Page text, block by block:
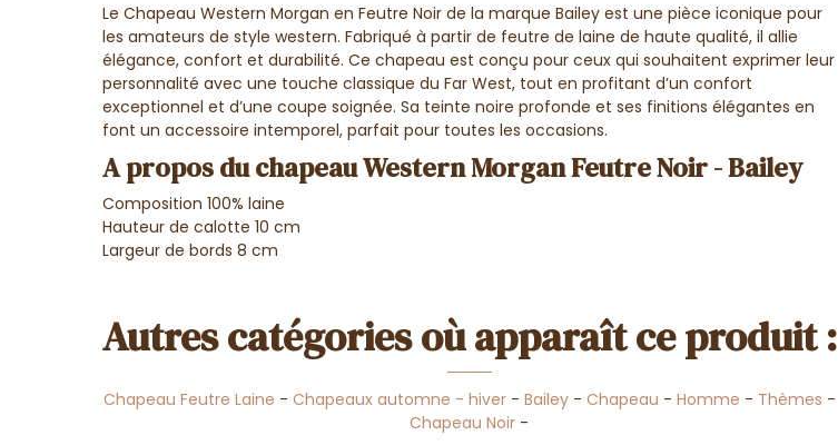
Le Chapeau Western Morgan en Feutre Noir de la marque Bailey est une pièce iconique pour
les amateurs de style western. Fabriqué à partir de feutre de laine de haute qualité, il allie
élégance, confort et durabilité. Ce chapeau est conçu pour ceux qui souhaitent exprimer leur
personnalité avec une touche classique du Far West, tout en profitant d’un confort
exceptionnel et d’une coupe soignée. Sa teinte noire profonde et ses finitions élégantes en
font un accessoire intemporel, parfait pour toutes les occasions.
A propos du chapeau Western Morgan Feutre Noir - Bailey
Composition 100% laine
Hauteur de calotte 10 cm
Largeur de bords 8 cm
Autres catégories où apparaît ce produit :
Chapeau Feutre Laine - Chapeaux automne - hiver- Bailey- Chapeau - Homme - Thèmes -
Chapeau Noir -